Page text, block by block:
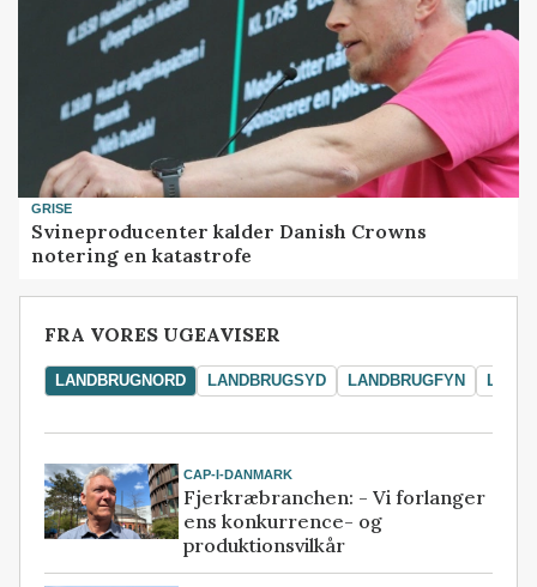
GRISE
Svineproducenter kalder Danish Crowns
notering en katastrofe
FRA VORES UGEAVISER
LANDBRUGNORD LANDBRUGSYD LANDBRUGFYN
CAP-I-DANMARK
Fjerkræbranchen: - Vi forlanger
ens konkurrence- og
produktionsvilkår